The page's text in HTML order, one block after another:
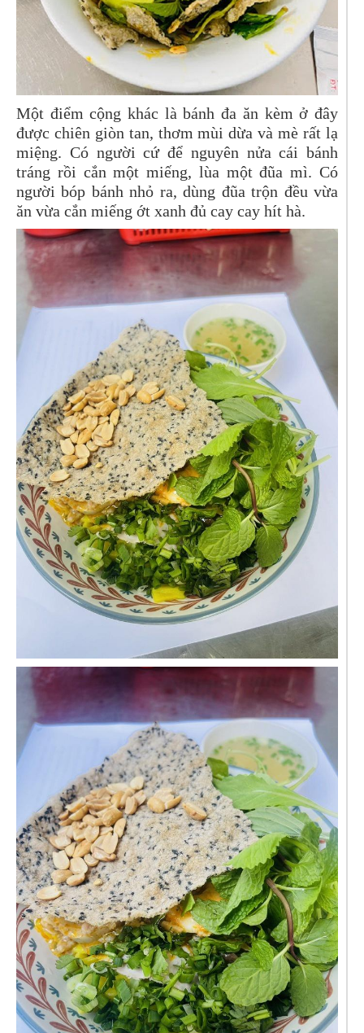
Một điểm cộng khác là bánh đa ăn kèm ở đây
được chiên giòn tan, thơm mùi dừa và mè rất lạ
miệng. Có người cứ để nguyên nửa cái bánh
tráng rồi cắn một miếng, lùa một đũa mì. Có
người bóp bánh nhỏ ra, dùng đũa trộn đều vừa
ăn vừa cắn miếng ớt xanh đủ cay cay hít hà.